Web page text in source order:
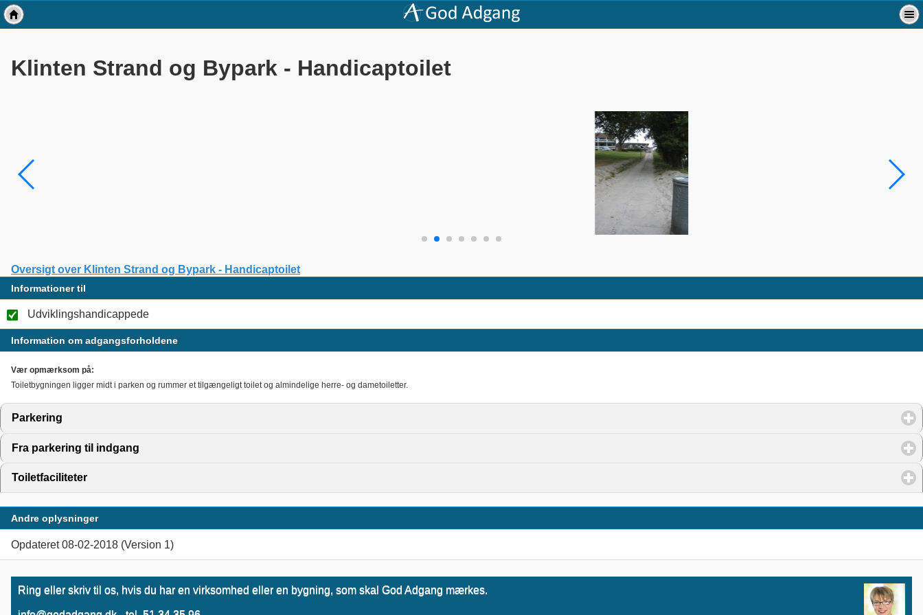
Klinten Strand og Bypark - Handicaptoilet
Oversigt over Klinten Strand og Bypark - Handicaptoilet
Informationer til
Udviklingshandicappede
Information om adgangsforholdene
Vær opmærksom på:
Toiletbygningen ligger midt i parken og rummer et tilgængeligt toilet og almindelige herre- og dametoiletter.
Parkering
Fra parkering til indgang
Toiletfaciliteter
Andre oplysninger
Opdateret 08-02-2018 (Version 1)
Ring eller skriv til os, hvis du har en virksomhed eller en bygning, som skal God Adgang mærkes.